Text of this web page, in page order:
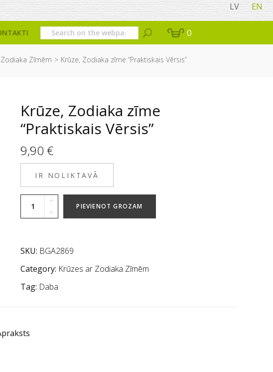
LV EN
0
Zīmēm Krūze, Zodiaka zīme “Praktiskais Vērsis”
Krūze, Zodiaka zīme
“Praktiskais Vērsis”
9,90 €
IR NOLIKTAVĀ
PIEVIENOT GROZAM
SKU: BGA2869
Category: Krūzes ar Zodiaka Zīmēm
Tag: Daba